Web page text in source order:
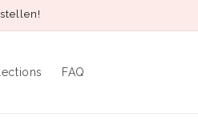
FAQ